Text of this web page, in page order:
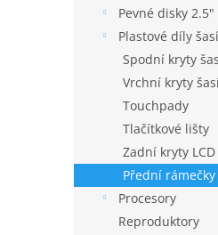
Pevné disky 2.5"
Plastové díly šasí
Spodní kryty
Vrchní kryty
Touchpady
Tlačítkové lišty
Zadní kryty LCD
Přední rámečky
Procesory
Reproduktory